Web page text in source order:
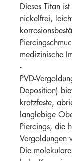
Dieses Titan
nickelfrei,
medizinische
-
PVD-
Deposition)
kratzfeste,
langlebige
Piercings, die
Vergoldungen
Die